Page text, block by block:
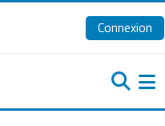
Connexion